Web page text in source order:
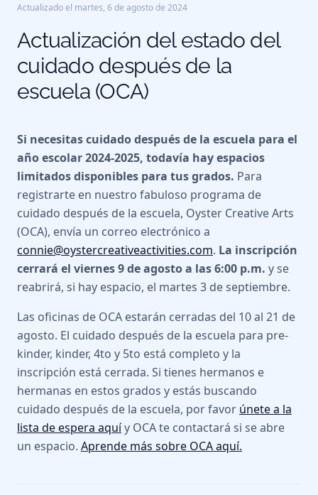
Actualizado el martes, 6 de agosto de 2024
Actualización del estado del
cuidado después de la
escuela (OCA)
Si necesitas cuidado después de la escuela para el
año escolar 2024-2025, todavía hay espacios
limitados disponibles para tus grados. Para
registrarte en nuestro fabuloso programa de
cuidado después de la escuela, Oyster Creative Arts
(OCA), envía un correo electrónico a
connie@oystercreativeactivities.com. La inscripción
cerrará el viernes 9 de agosto a las 6:00 p.m. y se
reabrirá, si hay espacio, el martes 3 de septiembre.
Las oficinas de OCA estarán cerradas del 10 al 21 de
agosto. El cuidado después de la escuela para pre-
kinder, kinder, 4to y 5to está completo y la
inscripción está cerrada. Si tienes hermanos e
hermanas en estos grados y estás buscando
cuidado después de la escuela, por favor únete a la
lista de espera aquíy OCA te contactará si se abre
un espacio. Aprende más sobre OCA aquí.